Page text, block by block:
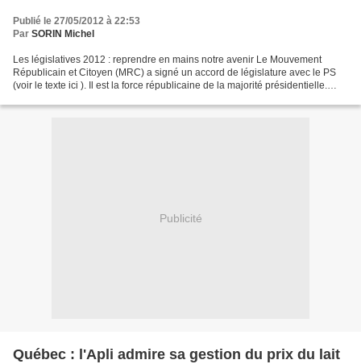
Publié le 27/05/2012 à 22:53
Par SORIN Michel
Les législatives 2012 : reprendre en mains notre avenir Le Mouvement
Républicain et Citoyen (MRC) a signé un accord de législature avec le PS
(voir le texte ici ). Il est la force républicaine de la majorité présidentielle.
Publicité
Québec : l'Apli admire sa gestion du prix du lait